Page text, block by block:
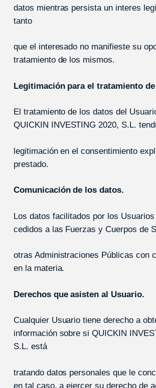
datos mientras persista un interes
tanto
que el interesado no manifieste su
tratamiento de los mismos.
Legitimación para el tratamiento
El tratamiento de los datos del
QUICKIN INVESTING 2020, S.L.
legitimación en el consentimiento
prestado.
Comunicación de los datos.
Los datos facilitados por los
cedidos a las Fuerzas y Cuerpos de
otras Administraciones Públicas con
en la materia.
Derechos que asisten al Usuario.
Cualquier Usuario tiene derecho a
información sobre si QUICKIN
S.L. está
tratando datos personales que le
en tal caso, a ejercer su derecho de